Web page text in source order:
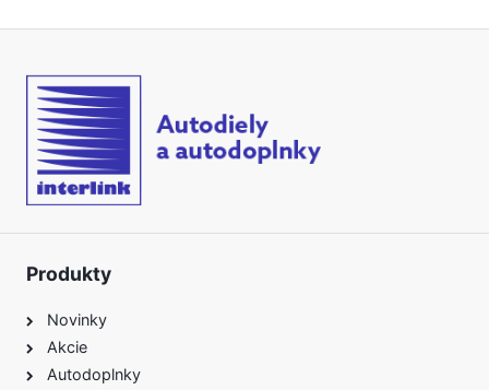
Produkty
Novinky
Akcie
Autodoplnky